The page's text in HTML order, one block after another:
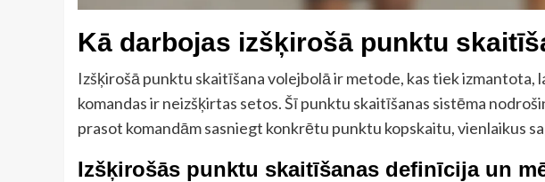
Kā darbojas izšķirošā punktu
Izšķirošā punktu skaitīšana volejbolā ir metode, kas tiek izmantota,
komandas ir neizšķirtas setos. Šī punktu skaitīšanas sistēma
prasot komandām sasniegt konkrētu punktu kopskaitu, vienlaikus
Izšķirošās punktu skaitīšanas definīcija un